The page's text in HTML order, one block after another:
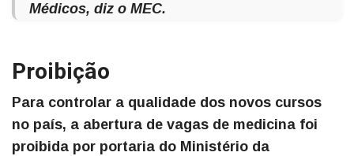
Médicos, diz o MEC.
Proibição
Para controlar a qualidade dos novos cursos
no país, a abertura de vagas de medicina foi
proibida por portaria do Ministério da